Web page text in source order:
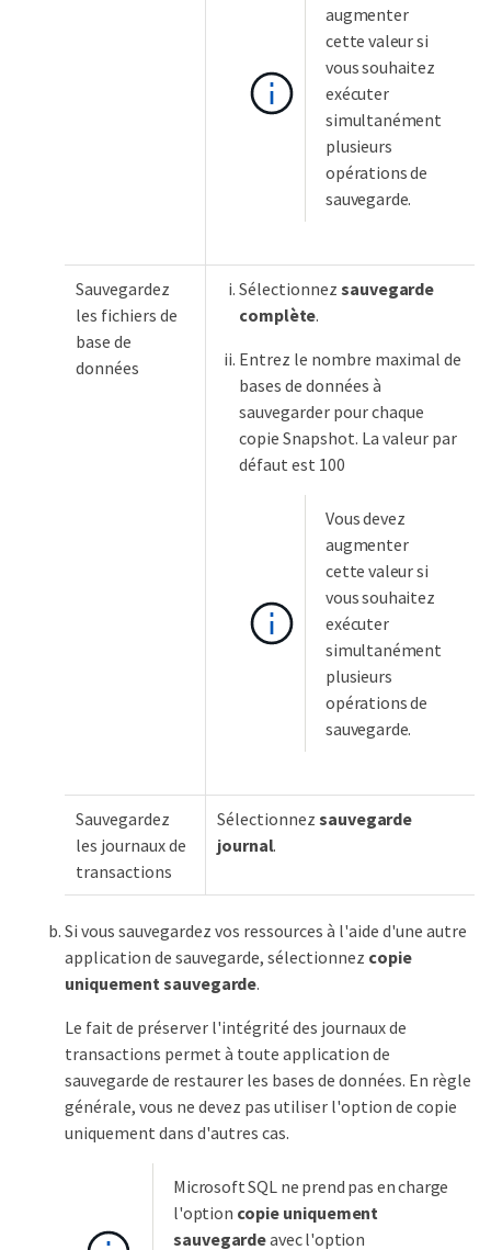
augmenter
cette valeur si
vous souhaitez
exécuter
simultanément
plusieurs
opérations de
sauvegarde.
Sauvegardez
les fichiers de
base de
données
Sélectionnez sauvegarde
complète.
Entrez le nombre maximal de
bases de données à
sauvegarder pour chaque
copie Snapshot. La valeur par
défaut est 100
Vous devez
augmenter
cette valeur si
vous souhaitez
exécuter
simultanément
plusieurs
opérations de
sauvegarde.
Sauvegardez
les journaux de
transactions
Sélectionnez sauvegarde
journal.
Si vous sauvegardez vos ressources à l'aide d'une autre
application de sauvegarde, sélectionnez copie
uniquement sauvegarde.
Le fait de préserver l'intégrité des journaux de
transactions permet à toute application de
sauvegarde de restaurer les bases de données. En règle
générale, vous ne devez pas utiliser l'option de copie
uniquement dans d'autres cas.
Microsoft SQL ne prend pas en charge
l'option copie uniquement
sauvegardeavec l'option